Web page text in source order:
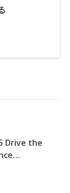
Drive the